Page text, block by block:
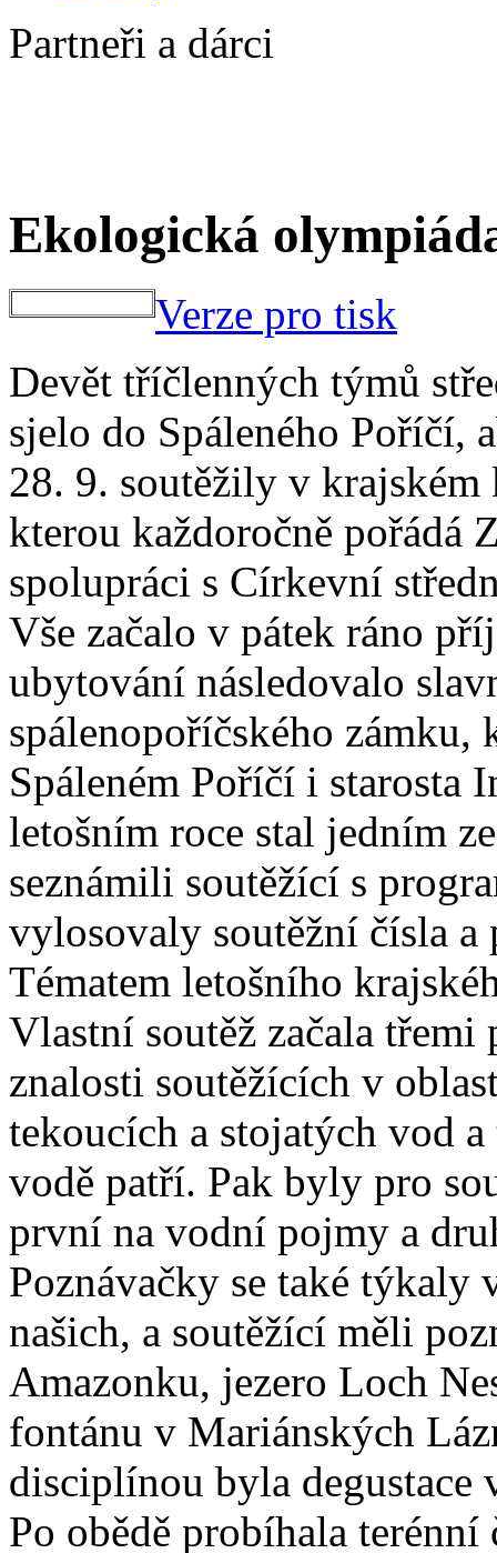
Partneři a dárci
Ekologická
Verze pro tisk
Devět tříčlenných týmů
sjelo do Spáleného Poříčí,
28. 9. soutěžily v
kterou každoročně pořádá
spolupráci s Církevní
Vše začalo v pátek ráno
ubytování následovalo
spálenopoříčského
Spáleném Poříčí i starosta
letošním roce stal jedním
seznámili soutěžící s
vylosovaly soutěžní čísla a
Tématem letošního
Vlastní soutěž začala
znalosti soutěžících v
tekoucích a stojatých vod
vodě patří. Pak byly pro
první na vodní pojmy a
Poznávačky se také týkaly
našich, a soutěžící měli
Amazonku, jezero Loch
fontánu v Mariánských
disciplínou byla degustace
Po obědě probíhala terénní